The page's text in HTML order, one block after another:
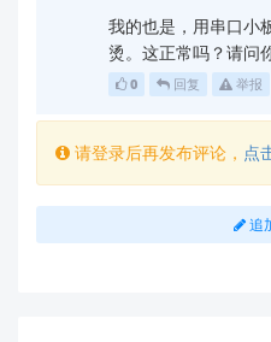
功能差异：FR1002是
级识别能力（FAR<1/
次识别时间最快1.0秒
照片、视频等攻击。
供电要求：FR1002工
如何获取开发资
我的也是，用串口小
烫。这正常吗？请问
0 回复 举报
请登录后再发布评论， 点
追